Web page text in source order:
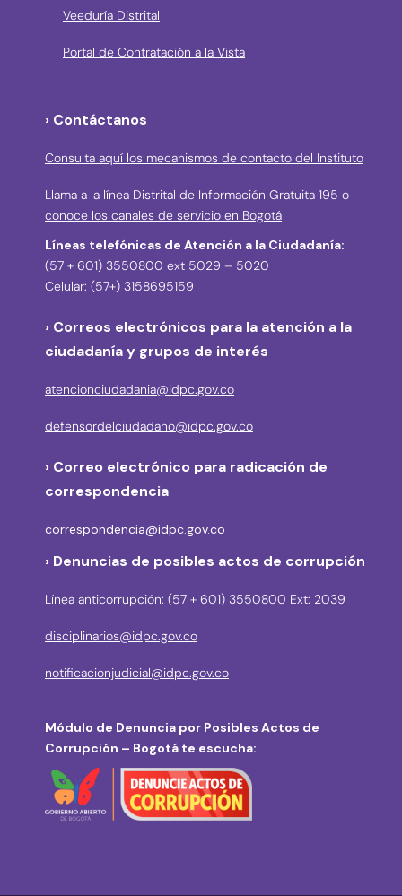
Veeduría Distrital
Portal de Contratación a la Vista
› Contáctanos
Consulta aquí los mecanismos de contacto del Instituto
Llama a la línea Distrital de Información Gratuita 195 o
conoce los canales de servicio en Bogotá
Líneas telefónicas de Atención a la Ciudadanía:
(57 + 601) 3550800 ext 5029 – 5020
Celular: (57+) 3158695159
› Correos electrónicos para la atención a la
ciudadanía y grupos de interés
atencionciudadania@idpc.gov.co
defensordelciudadano@idpc.gov.co
› Correo electrónico para radicación de
correspondencia
correspondencia@idpc.gov.co
› Denuncias de posibles actos de corrupción
Línea anticorrupción: (57 + 601) 3550800 Ext: 2039
disciplinarios@idpc.gov.co
notificacionjudicial@idpc.gov.co
Módulo de Denuncia por Posibles Actos de
Corrupción – Bogotá te escucha: